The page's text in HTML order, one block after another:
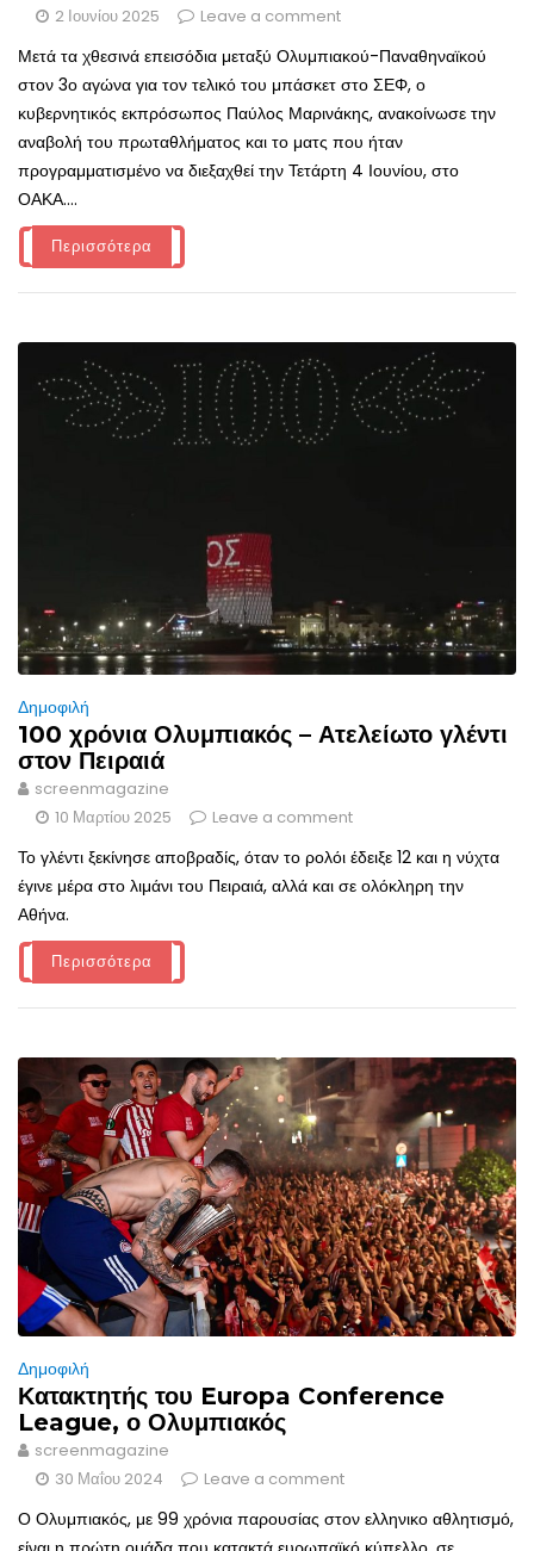
2 Ιουνίου 2025
Leave a comment
Μετά τα χθεσινά επεισόδια μεταξύ Ολυμπιακού-Παναθηναϊκού
στον 3ο αγώνα για τον τελικό του μπάσκετ στο ΣΕΦ, ο
κυβερνητικός εκπρόσωπος Παύλος Μαρινάκης, ανακοίνωσε την
αναβολή του πρωταθλήματος και το ματς που ήταν
προγραμματισμένο να διεξαχθεί την Τετάρτη 4 Ιουνίου, στο
ΟΑΚΑ....
Περισσότερα
Δημοφιλή
100 χρόνια Ολυμπιακός – Ατελείωτο γλέντι
στον Πειραιά
screenmagazine
10 Μαρτίου 2025
Leave a comment
Το γλέντι ξεκίνησε αποβραδίς, όταν το ρολόι έδειξε 12 και η νύχτα
έγινε μέρα στο λιμάνι του Πειραιά, αλλά και σε ολόκληρη την
Αθήνα.
Περισσότερα
Δημοφιλή
Κατακτητής του Europa Conference
League, ο Ολυμπιακός
screenmagazine
30 Μαΐου 2024
Leave a comment
Ο Ολυμπιακός, με 99 χρόνια παρουσίας στον ελληνικο αθλητισμό,